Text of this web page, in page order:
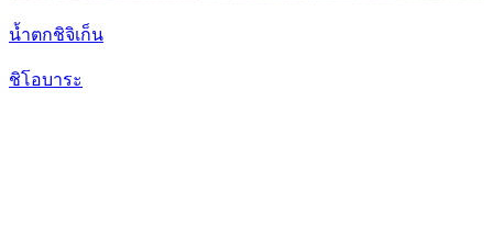
น้ำตกชิจิเก็น
ชิโอบาระ